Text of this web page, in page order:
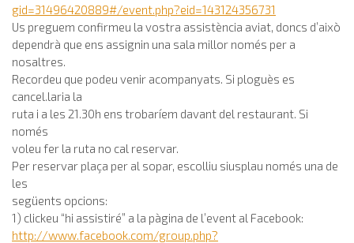
gid=31496420889#/event.php?eid=143124356731
Us preguem confirmeu la vostra assistència aviat, doncs d’això
dependrà que ens assignin una sala millor només per a
nosaltres.
Recordeu que podeu venir acompanyats. Si ploguès es
cancel.laria la
ruta i a les 21.30h ens trobaríem davant del restaurant. Si
només
voleu fer la ruta no cal reservar.
Per reservar plaça per al sopar, escolliu siusplau només una de
les
següents opcions:
1) clickeu “hi assistiré” a la pàgina de l’event al Facebook:
http://www.facebook.com/group.php?